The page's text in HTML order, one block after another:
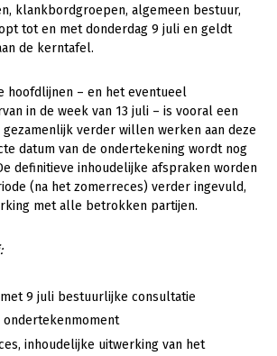
klankbordgroepen, algemeen bestuur,
tot en met donderdag 9 juli en geldt
de kerntafel.
hoofdlijnen – en het eventueel
in de week van 13 juli – is vooral een
gezamenlijk verder willen werken aan deze
datum van de ondertekening wordt nog
definitieve inhoudelijke afspraken worden
(na het zomerreces) verder ingevuld,
met alle betrokken partijen.
9 juli bestuurlijke consultatie
ondertekenmoment
inhoudelijke uitwerking van het